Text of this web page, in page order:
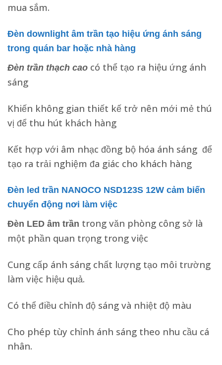
mua sắm.
Đèn downlight âm trần tạo hiệu ứng ánh sáng
trong quán bar hoặc nhà hàng
Đèn trần thạch cao có thể tạo ra hiệu ứng ánh
sáng
Khiến không gian thiết kế trở nên mới mẻ thú
vị để thu hút khách hàng
Kết hợp với âm nhạc đồng bộ hóa ánh sáng để
tạo ra trải nghiệm đa giác cho khách hàng
Đèn led trần NANOCO NSD123S 12W cảm biến
chuyển động nơi làm việc
Đèn LED âm trần trong văn phòng công sở là
một phần quan trọng trong việc
Cung cấp ánh sáng chất lượng tạo môi trường
làm việc hiệu quả.
Có thể điều chỉnh độ sáng và nhiệt độ màu
Cho phép tùy chỉnh ánh sáng theo nhu cầu cá
nhân.